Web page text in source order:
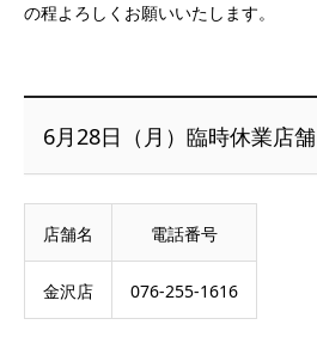
の程よろしくお願いいたします。
6月28日（月）臨時休業店舗
店舗名 電話番号
金沢店 076-255-1616